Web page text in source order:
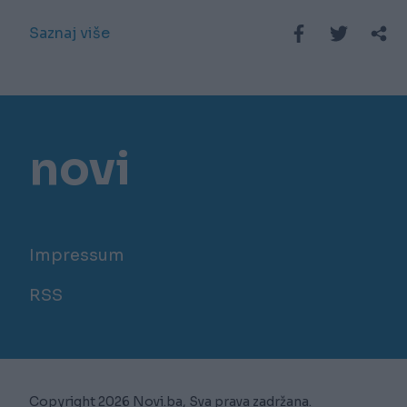
Saznaj više
novi
Impressum
RSS
Copyright 2026 Novi.ba, Sva prava zadržana.